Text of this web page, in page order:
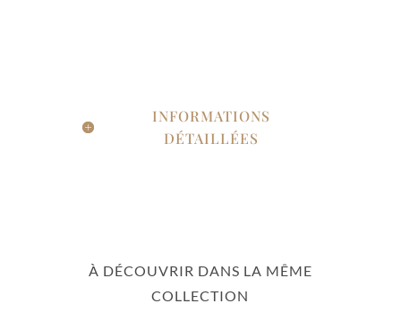
INFORMATIONS
DÉTAILLÉES
À DÉCOUVRIR DANS LA MÊME
COLLECTION